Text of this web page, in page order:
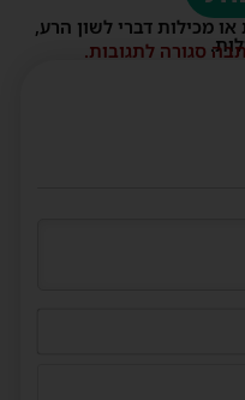
מכילות דברי לשון הרע,
סגורה לתגובות.